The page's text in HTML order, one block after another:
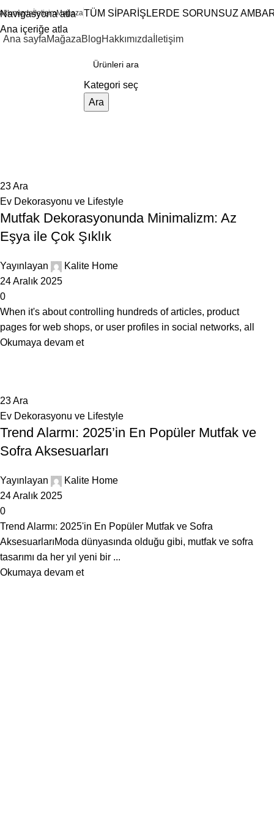
Navigasyona atla
Ana içeriğe atla
İletişimMağazaTÜM SİPARİŞLERDE SORUNSUZ
Ana sayfaMağazaBlogHakkımızda İletişim
Kategori seç
Ara
23Ara
Ev Dekorasyonu ve Lifestyle
Mutfak Dekorasyonunda Minimalizm: Az
Eşya ile Çok Şıklık
Yayınlayan
Kalite Home
24 Aralık 2025
0
When it's about controlling hundreds of articles, product
pages for web shops, or user profiles in social networks, all
Okumaya devam et
23Ara
Ev Dekorasyonu ve Lifestyle
Trend Alarmı: 2025’in En Popüler Mutfak ve
Sofra Aksesuarları
Yayınlayan
Kalite Home
24 Aralık 2025
0
Trend Alarmı: 2025'in En Popüler Mutfak ve Sofra
AksesuarlarıModa dünyasında olduğu gibi, mutfak ve sofra
tasarımı da her yıl yeni bir ...
Okumaya devam et